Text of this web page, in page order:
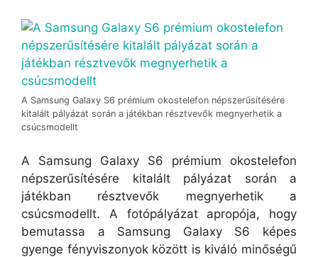
A Samsung Galaxy S6 prémium okostelefon népszerűsítésére
kitalált pályázat során a játékban résztvevők megnyerhetik a
csúcsmodellt
A Samsung Galaxy S6 prémium okostelefon
népszerűsítésére kitalált pályázat során a
játékban résztvevők megnyerhetik a
csúcsmodellt. A fotópályázat apropója, hogy
bemutassa a Samsung Galaxy S6 képes
gyenge fényviszonyok között is kiváló minőségű